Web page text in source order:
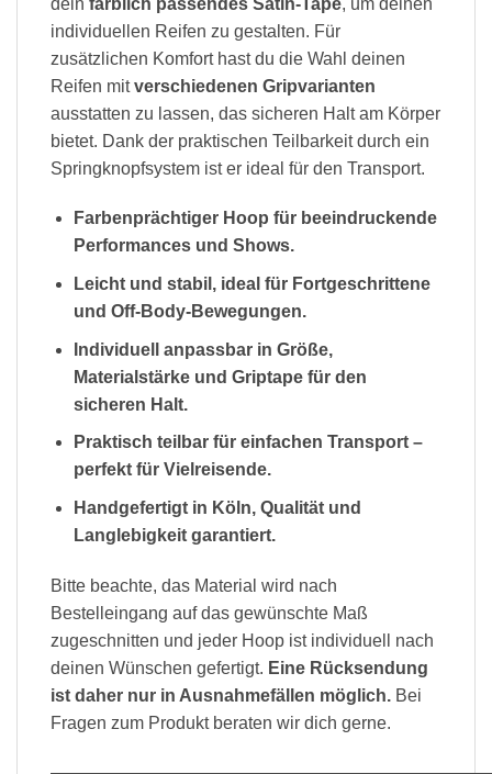
individuellen Reifen zu gestalten. Für
zusätzlichen Komfort hast du die Wahl deinen
Reifen mitverschiedenen Gripvarianten
ausstatten zu lassen, das sicheren Halt am Körper
bietet. Dank der praktischen Teilbarkeit durch ein
Springknopfsystem ist er ideal für den Transport.
Farbenprächtiger Hoop für beeindruckende
Performances und Shows.
Leicht und stabil, ideal für Fortgeschrittene
und Off-Body-Bewegungen.
Individuell anpassbar in Größe,
Materialstärke und Griptape für den
sicheren Halt.
Praktisch teilbar für einfachen Transport –
perfekt für Vielreisende.
Handgefertigt in Köln, Qualität und
Langlebigkeit garantiert.
Bitte beachte, das Material wird nach
Bestelleingang auf das gewünschte Maß
zugeschnitten und jeder Hoop ist individuell nach
deinen Wünschen gefertigt. Eine Rücksendung
ist daher nur in Ausnahmefällen möglich. Bei
Fragen zum Produkt beraten wir dich gerne.